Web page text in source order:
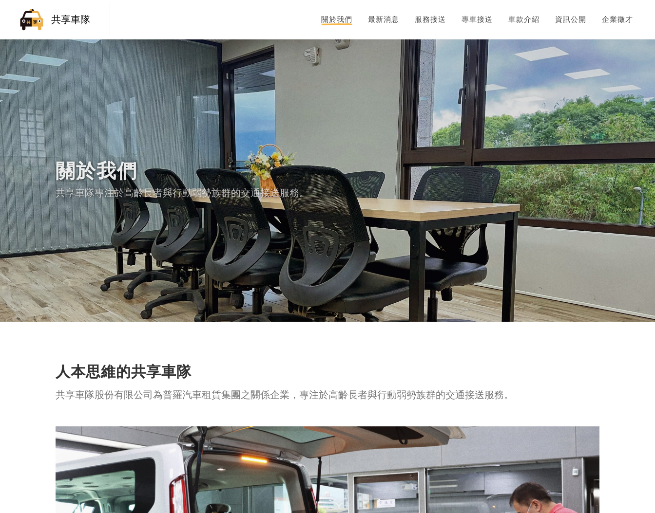
共享車隊 關於我們 最新消息 服務接送 專車接送 車款介紹 資訊公開 企業徵才
關於我們
共享車隊專注於高齡長者與行動弱勢族群的交通接送服務。
人本思維的共享車隊
共享車隊股份有限公司為普羅汽車租賃集團之關係企業，專注於高齡長者與行動弱勢族群的交通接送服務。